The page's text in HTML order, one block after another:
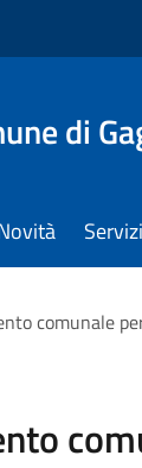
di
Servizi
comunale